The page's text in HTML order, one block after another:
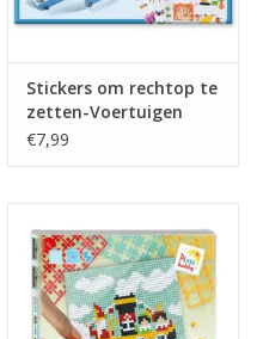
Stickers om rechtop te
zetten-Voertuigen
€7,99